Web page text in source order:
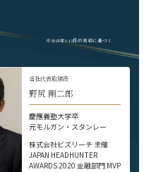
※2024年1-12月の実績に基づく
当社代表取締役
野尻 剛二郎
慶應義塾大学卒
元モルガン・スタンレー
株式会社ビズリーチ 主催
JAPAN HEADHUNTER
AWARDS 2020 金融部門 MVP